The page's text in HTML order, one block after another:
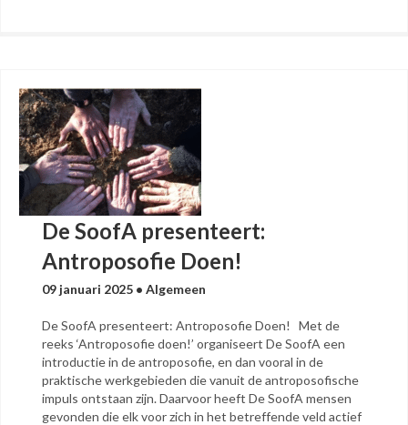
De SoofA presenteert:
Antroposofie Doen!
09 januari 2025 • Algemeen
De SoofA presenteert: Antroposofie Doen! Met de
reeks ‘Antroposofie doen!’ organiseert De SoofA een
introductie in de antroposofie, en dan vooral in de
praktische werkgebieden die vanuit de antroposofische
impuls ontstaan zijn. Daarvoor heeft De SoofA mensen
gevonden die elk voor zich in het betreffende veld actief